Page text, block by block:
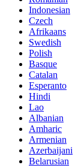
Indonesian
Czech
Afrikaans
Swedish
Polish
Basque
Catalan
Esperanto
Hindi
Lao
Albanian
Amharic
Armenian
Azerbaijani
Belarusian